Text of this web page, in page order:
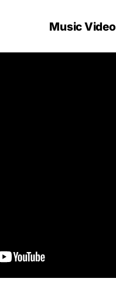
Music Video